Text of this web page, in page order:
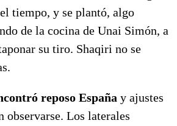
tiempo, y se plantó, algo
de la cocina de Unai Simón, a
su tiro. Shaqiri no se
reposo España y ajustes
observarse. Los laterales